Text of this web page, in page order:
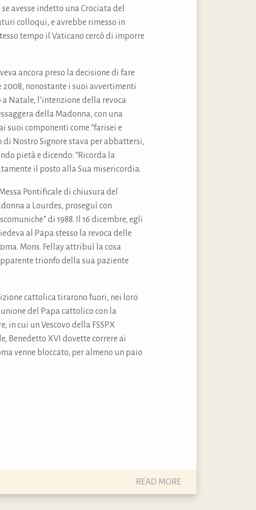
avesse indetto una Crociata del
colloqui, e avrebbe rimesso in
tempo il Vaticano cercò di imporre
ancora preso la decisione di fare
nonostante i suoi avvertimenti
Natale, l’intenzione della revoca
della Madonna, con una
suoi componenti come “farisei e
di Nostro Signore stava per abbattersi,
pietà e dicendo: “Ricorda la
il posto alla Sua misericordia.
Pontificale di chiusura del
a Lourdes, proseguì con
di 1988. Il 16 dicembre, egli
al Papa stesso la revoca delle
Mons. Fellay attribuì la cosa
trionfo della sua paziente
cattolica tirarono fuori, nei loro
del Papa cattolico con la
cui un Vescovo della FSSPX
Benedetto XVI dovette correre ai
venne bloccato, per almeno un paio
READ MORE